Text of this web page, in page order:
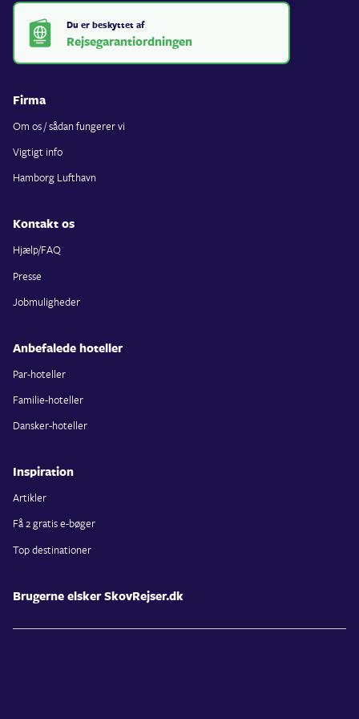
Du er beskyttet af
Rejsegarantiordningen
Firma
Om os / sådan fungerer vi
Vigtigt info
Hamborg Lufthavn
Kontakt os
Hjælp/FAQ
Presse
Jobmuligheder
Anbefalede hoteller
Par-hoteller
Familie-hoteller
Dansker-hoteller
Inspiration
Artikler
Få 2 gratis e-bøger
Top destinationer
Brugerne elsker SkovRejser.dk